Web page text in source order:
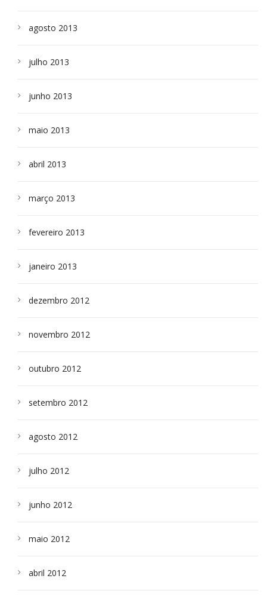
agosto 2013
julho 2013
junho 2013
maio 2013
abril 2013
março 2013
fevereiro 2013
janeiro 2013
dezembro 2012
novembro 2012
outubro 2012
setembro 2012
agosto 2012
julho 2012
junho 2012
maio 2012
abril 2012